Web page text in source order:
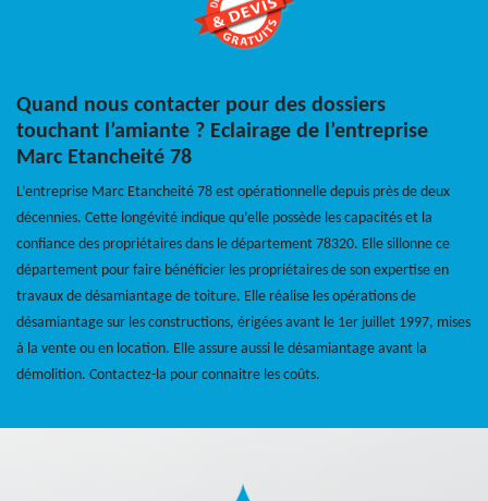
Quand nous contacter pour des dossiers
touchant l’amiante ? Eclairage de l’entreprise
Marc Etancheité 78
L’entreprise Marc Etancheité 78 est opérationnelle depuis près de deux
décennies. Cette longévité indique qu’elle possède les capacités et la
confiance des propriétaires dans le département 78320. Elle sillonne ce
département pour faire bénéficier les propriétaires de son expertise en
travaux de désamiantage de toiture. Elle réalise les opérations de
désamiantage sur les constructions, érigées avant le 1er juillet 1997, mises
à la vente ou en location. Elle assure aussi le désamiantage avant la
démolition. Contactez-la pour connaitre les coûts.